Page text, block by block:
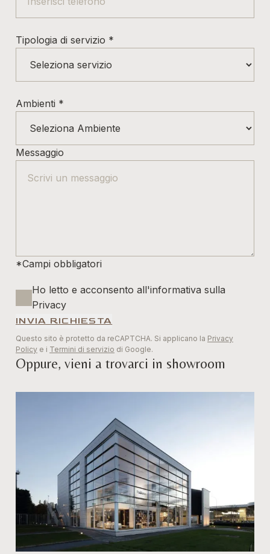
Tipologia di servizio *
Ambienti *
Messaggio
*Campi obbligatori
Ho letto e acconsento all'informativa sulla
Privacy
INVIA RICHIESTA
Questo sito è protetto da reCAPTCHA. Si applicano la Privacy
Policy e i Termini di servizio di Google.
Oppure, vieni a trovarci in showroom